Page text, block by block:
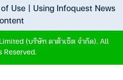
Use| Using Infoquest News
(บริษัท ดาต้าเซ็ต จำกัด). All
Reserved.